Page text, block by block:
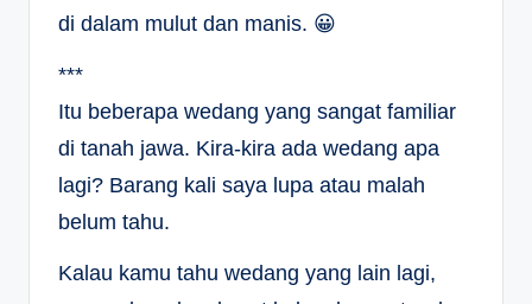
di dalam mulut dan manis. 😀
***
Itu beberapa wedang yang sangat familiar
di tanah jawa. Kira-kira ada wedang apa
lagi? Barang kali saya lupa atau malah
belum tahu.
Kalau kamu tahu wedang yang lain lagi,